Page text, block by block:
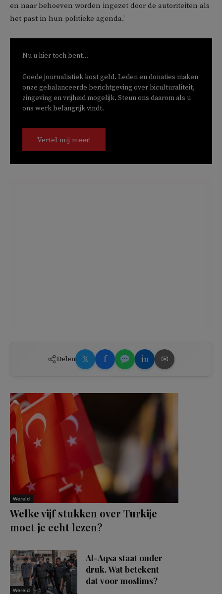
en naar behoeven worden ingezet door de autoriteiten als
het past in hun politieke agenda.’
Nu u hier toch bent...
Goede journalistiek kost geld. Leden en donaties maken
onze gebalanceerde berichtgeving over biculturaliteit,
zingeving en vrijheid mogelijk. Steun ons daarom als u
ons werk belangrijk vindt.
Vertel mij meer!
Delen 𝕏 f in ✉
Wereld
Welke vijf stukken over Turkije
moet je echt lezen?
Wereld
Al-Aqsa staat onder
druk. Wat betekent
dat voor moslims?